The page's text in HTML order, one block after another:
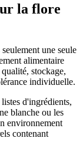
la flore
seulement une seule
alimentaire
stockage,
individuelle.
d'ingrédients,
blanche ou les
environnement
contenant